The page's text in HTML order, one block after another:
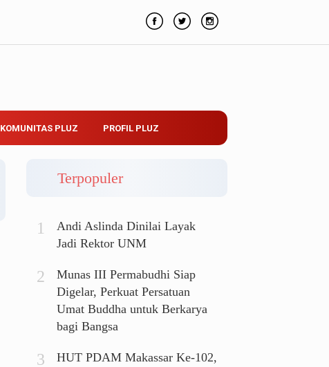
KOMUNITAS PLUZ PROFIL PLUZ
Terpopuler
Andi Aslinda Dinilai Layak
Jadi Rektor UNM
Munas III Permabudhi Siap
Digelar, Perkuat Persatuan
Umat Buddha untuk Berkarya
bagi Bangsa
HUT PDAM Makassar Ke-102,